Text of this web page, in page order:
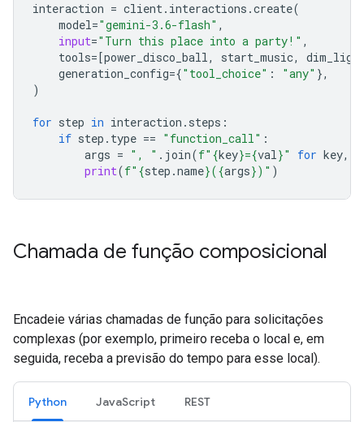
interaction = client. interactions .create(
model="gemini-3.6-flash" ,
input="Turn this place into a party!" ,
tools= [power_disco_ball, start_music,
generation_config={"tool_choice" : "any" },
)
for step in interaction . steps :
if step . type == "function_call" :
args = ", " . join(f" {key}={val}" for key,
print(f" {step .name}({args})" )
Chamada de função composicional
Encadeie várias chamadas de função para solicitações
complexas (por exemplo, primeiro receba o local e, em
seguida, receba a previsão do tempo para esse local).
Python JavaScript REST